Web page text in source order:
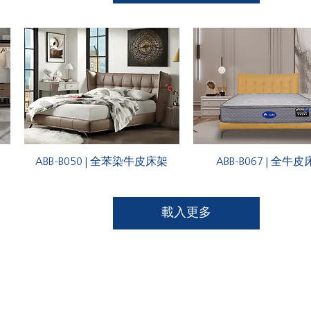
ABB-B050 | 全苯染牛皮床架 ABB-B067 | 全牛皮
載入更多